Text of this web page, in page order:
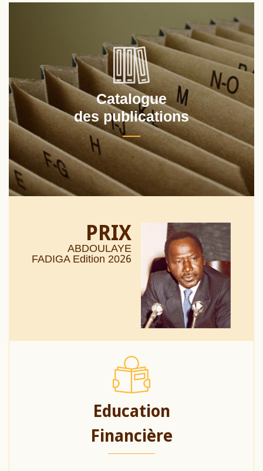
Catalogue
des publications
PRIX
ABDOULAYE
FADIGA Edition 2026
Education
Financière